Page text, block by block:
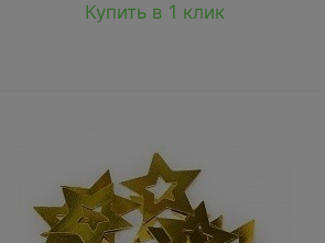
Купить в 1 клик